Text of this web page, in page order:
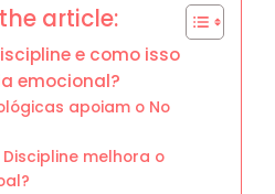
article:
e como isso
emocional?
apoiam o No
melhora o